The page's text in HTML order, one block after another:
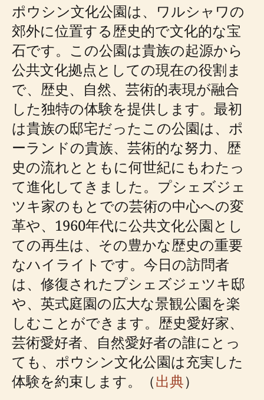
ポウシン文化公園は、ワルシャワの
郊外に位置する歴史的で文化的な宝
石です。この公園は貴族の起源から
公共文化拠点としての現在の役割ま
で、歴史、自然、芸術的表現が融合
した独特の体験を提供します。最初
は貴族の邸宅だったこの公園は、ポ
ーランドの貴族、芸術的な努力、歴
史の流れとともに何世紀にもわたっ
て進化してきました。プシェズジェ
ツキ家のもとでの芸術の中心への変
革や、1960年代に公共文化公園とし
ての再生は、その豊かな歴史の重要
なハイライトです。今日の訪問者
は、修復されたプシェズジェツキ邸
や、英式庭園の広大な景観公園を楽
しむことができます。歴史愛好家、
芸術愛好者、自然愛好者の誰にとっ
ても、ポウシン文化公園は充実した
体験を約束します。（出典）